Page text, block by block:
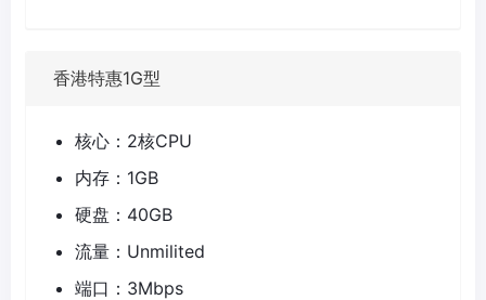
香港特惠1G型
核心：2核CPU
内存：1GB
硬盘：40GB
流量：Unmilited
端口：3Mbps